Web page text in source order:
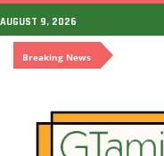
AUGUST 9, 2026
Breaking News